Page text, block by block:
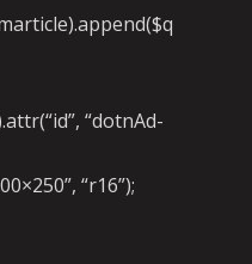
“dotnAd-
“r16”);